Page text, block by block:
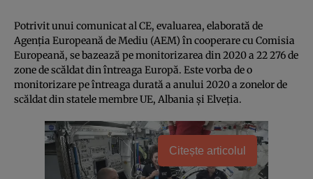
Potrivit unui comunicat al CE, evaluarea, elaborată de
Agenția Europeană de Mediu (AEM) în cooperare cu Comisia
Europeană, se bazează pe monitorizarea din 2020 a 22 276 de
zone de scăldat din întreaga Europă. Este vorba de o
monitorizare pe întreaga durată a anului 2020 a zonelor de
scăldat din statele membre UE, Albania și Elveția.
Citește articolul